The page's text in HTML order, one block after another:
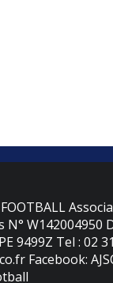
FOOTBALL
N° W142004950
9499Z Tel : 02
Facebook: